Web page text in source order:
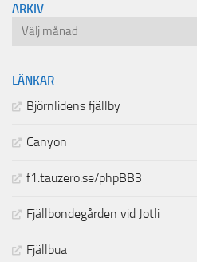
ARKIV
Arkiv
LÄNKAR
Björnlidens fjällby
Canyon
f1.tauzero.se/phpBB3
Fjällbondegården vid Jotli
Fjällbua